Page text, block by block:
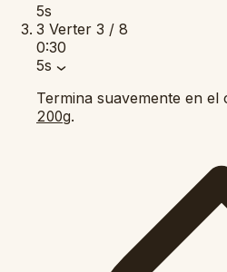
5s
3 Verter 3 / 8
0:30
5s
Termina suavemente en
200g.